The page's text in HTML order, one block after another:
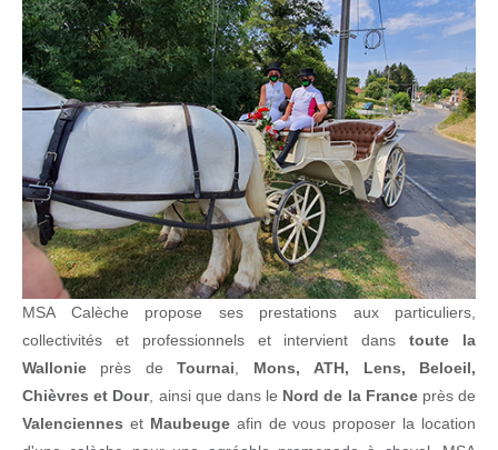
MSA Calèche propose ses prestations aux particuliers,
collectivités et professionnels et intervient danstoute la
Wallonie près deTournai, Mons, ATH, Lens, Beloeil,
Chièvres et Dour, ainsi que dans le Nord de la Franceprès de
Valenciennes et Maubeugeafin de vous proposer la location